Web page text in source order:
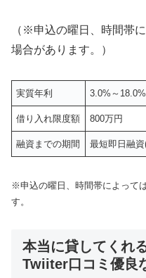
（※申込の曜日、時間帯
場合があります。）
実質年利 3.0%～18.0%
借り入れ限度額 800万円
融資までの期間 最短即日融
※申込の曜日、時間帯によって
す。
本当に貸してくれ
Twiiter口コミ優良